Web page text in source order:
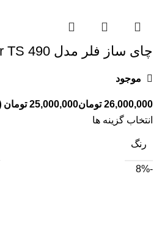
چای ساز فلر مدل Feller TS 490
موجود
تومان
تومان
انتخاب گزینه ها
رنگ
-8%